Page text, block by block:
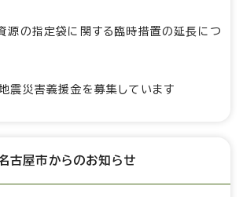
源の指定袋に関する臨時措置の延長につ
震災害義援金を募集しています
古屋市からのお知らせ